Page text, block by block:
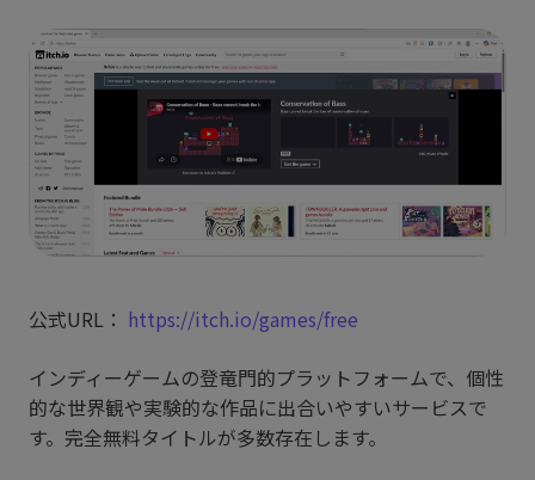
公式URL： https://itch.io/games/free
インディーゲームの登竜門的プラットフォームで、個性
的な世界観や実験的な作品に出合いやすいサービスで
す。完全無料タイトルが多数存在します。